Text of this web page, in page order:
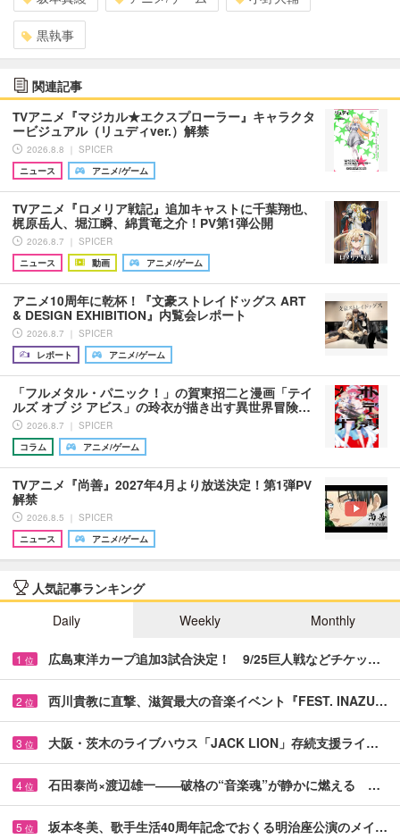
黒執事
関連記事
TVアニメ『マジカル★エクスプローラー』キャラクタ
ービジュアル（リュディver.）解禁
2026.8.8 ｜ SPICER
ニュース
アニメ/ゲーム
TVアニメ『ロメリア戦記』追加キャストに千葉翔也、
梶原岳人、堀江瞬、綿貫竜之介！PV第1弾公開
2026.8.7 ｜ SPICER
ニュース
動画 アニメ/ゲーム
アニメ10周年に乾杯！『文豪ストレイドッグス ART
& DESIGN EXHIBITION』内覧会レポート
2026.8.7 ｜ SPICER
レポート
アニメ/ゲーム
「フルメタル・パニック！」の賀東招二と漫画「テイ
ルズ オブ ジ アビス」の玲衣が描き出す異世界冒険…
2026.8.7 ｜ SPICER
コラム
アニメ/ゲーム
TVアニメ『尚善』2027年4月より放送決定！第1弾PV
解禁
2026.8.5 ｜ SPICER
ニュース
アニメ/ゲーム
人気記事ランキング
Daily
Weekly Monthly
1 位 広島東洋カープ追加3試合決定！ 9/25巨人戦などチケッ…
2 位 西川貴教に直撃、滋賀最大の音楽イベント『FEST. INAZU…
3 位 大阪・茨木のライブハウス「JACK LION」存続支援ライ…
4 位 石田泰尚×渡辺雄一――破格の“音楽魂”が静かに燃える …
5 位 坂本冬美、歌手生活40周年記念でおくる明治座公演のメイ…